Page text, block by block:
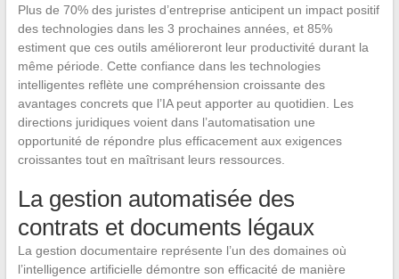
Plus de 70% des juristes d’entreprise anticipent un impact positif
des technologies dans les 3 prochaines années, et 85%
estiment que ces outils amélioreront leur productivité durant la
même période. Cette confiance dans les technologies
intelligentes reflète une compréhension croissante des
avantages concrets que l’IA peut apporter au quotidien. Les
directions juridiques voient dans l’automatisation une
opportunité de répondre plus efficacement aux exigences
croissantes tout en maîtrisant leurs ressources.
La gestion automatisée des
contrats et documents légaux
La gestion documentaire représente l’un des domaines où
l’intelligence artificielle démontre son efficacité de manière